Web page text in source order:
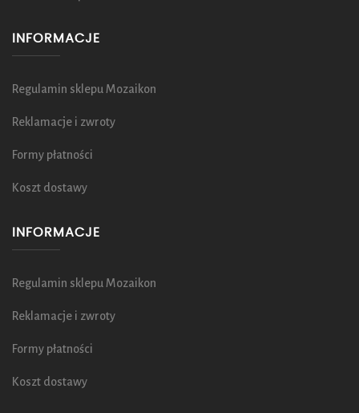
INFORMACJE
Regulamin sklepu Mozaikon
Reklamacje i zwroty
Formy płatności
Koszt dostawy
INFORMACJE
Regulamin sklepu Mozaikon
Reklamacje i zwroty
Formy płatności
Koszt dostawy